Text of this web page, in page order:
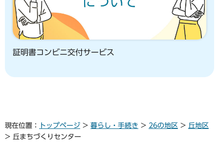
証明書コンビニ交付サービス
現在位置： トップページ > 暮らし・手続き > 26の地区 > 丘地区
> 丘まちづくりセンター